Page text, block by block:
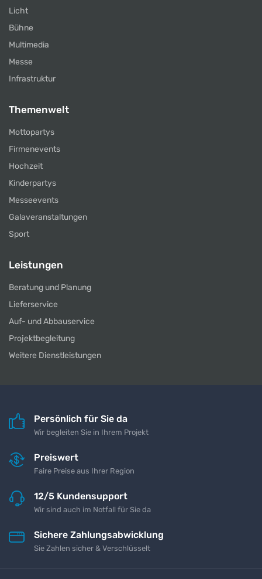
Licht
Bühne
Multimedia
Messe
Infrastruktur
Themenwelt
Mottopartys
Firmenevents
Hochzeit
Kinderpartys
Messeevents
Galaveranstaltungen
Sport
Leistungen
Beratung und Planung
Lieferservice
Auf- und Abbauservice
Projektbegleitung
Weitere Dienstleistungen
Persönlich für Sie da
Wir begleiten Sie in Ihrem Projekt
Preiswert
Faire Preise aus Ihrer Region
12/5 Kundensupport
Wir sind auch im Notfall für Sie da
Sichere Zahlungsabwicklung
Sie Zahlen sicher & Verschlüsselt